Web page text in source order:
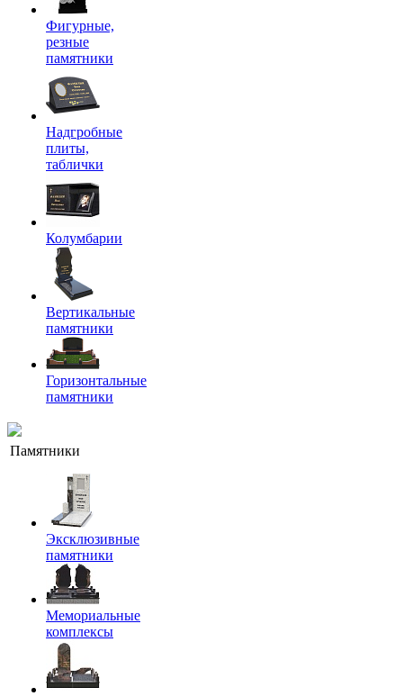
Фигурные,
резные
памятники
Надгробные
плиты,
таблички
Колумбарии
Вертикальные
памятники
Горизонтальные
памятники
Памятники
Эксклюзивные
памятники
Мемориальные
комплексы